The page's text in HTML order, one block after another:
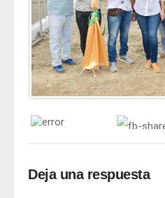
Deja una respuesta